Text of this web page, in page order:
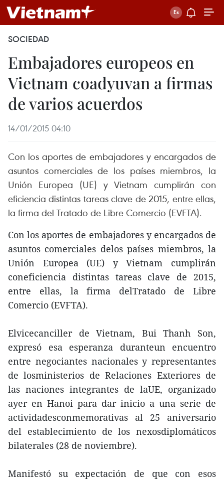
SOCIEDAD
Embajadores europeos en
Vietnam coadyuvan a firmas
de varios acuerdos
14/01/2015 04:10
Con los aportes de embajadores y encargados de
asuntos comerciales de los países miembros, la
Unión Europea (UE) y Vietnam cumplirán con
eficiencia distintas tareas clave de 2015, entre ellas,
la firma del Tratado de Libre Comercio (EVFTA).
Con los aportes de embajadores y encargados de
asuntos comerciales delos países miembros, la
Unión Europea (UE) y Vietnam cumplirán
coneficiencia distintas tareas clave de 2015,
entre ellas, la firma delTratado de Libre
Comercio (EVFTA).
Elvicecanciller de Vietnam, Bui Thanh Son,
expresó esa esperanza duranteun encuentro
entre negociantes nacionales y representantes
de losministerios de Relaciones Exteriores de
las naciones integrantes de laUE, organizado
ayer en Hanoi para dar inicio a una serie de
actividadesconmemorativas al 25 aniversario
del establecimiento de los nexosdiplomáticos
bilaterales (28 de noviembre).
Manifestó su expectación de que con esos